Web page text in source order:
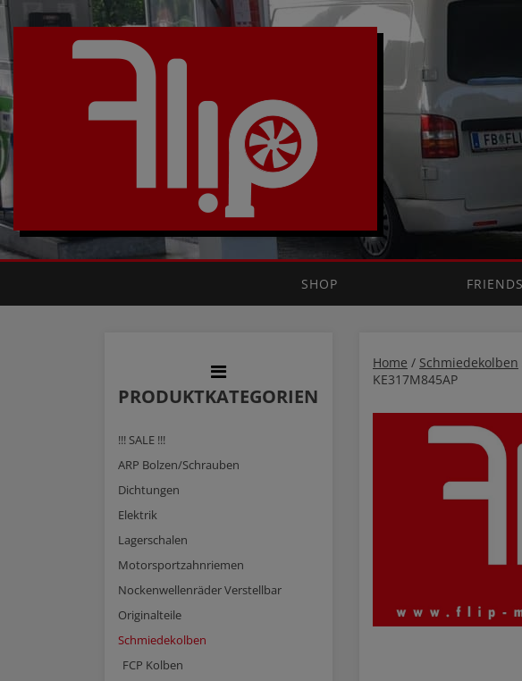
SHOP FRIENDS
PRODUKTKATEGORIEN
!!! SALE !!!
ARP Bolzen/Schrauben
Dichtungen
Elektrik
Lagerschalen
Motorsportzahnriemen
Nockenwellenräder Verstellbar
Originalteile
Schmiedekolben
FCP Kolben
Home / Schmiedekolben
KE317M845AP